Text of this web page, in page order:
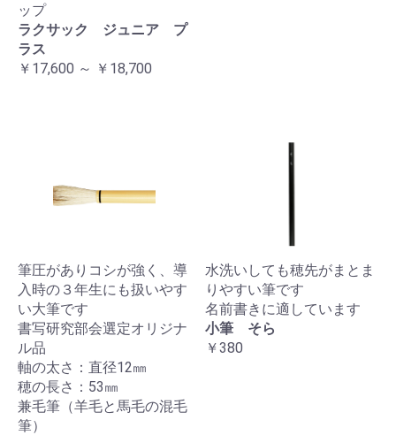
ップ
ラクサック ジュニア プ
ラス
￥17,600 ～ ￥18,700
筆圧がありコシが強く、導
入時の３年生にも扱いやす
い大筆です
書写研究部会選定オリジナ
ル品
軸の太さ：直径12㎜
穂の長さ：53㎜
兼毛筆（羊毛と馬毛の混毛
筆）
水洗いしても穂先がまとま
りやすい筆です
名前書きに適しています
小筆 そら
￥380